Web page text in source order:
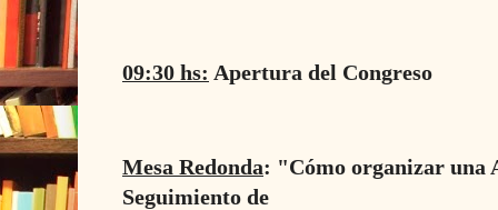
09:30 hs: Apertura del Congreso
Mesa Redonda: "Cómo organizar una
Seguimiento de